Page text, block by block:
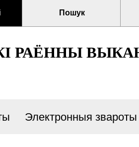
Пошук
РАЁННЫ
Электронныя звароты